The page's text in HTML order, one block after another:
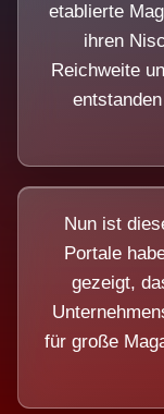
etablierte
ihren
Reichweite
Nun ist
Portale
gezeigt,
für große